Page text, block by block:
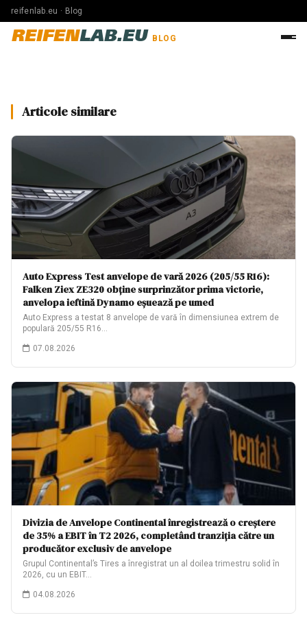
reifenlab.eu · Blog
REIFENLAB.EU BLOG
Articole similare
Auto Express Test anvelope de vară 2026 (205/55 R16):
Falken Ziex ZE320 obține surprinzător prima victorie,
anvelopa ieftină Dynamo eșuează pe umed
Auto Express a testat 8 anvelope de vară în dimensiunea extrem de
populară 205/55 R16…
07.08.2026
Divizia de Anvelope Continental înregistrează o creștere
de 35% a EBIT în T2 2026, completând tranziția către un
producător exclusiv de anvelope
Grupul Continental’s Tires a înregistrat un al doilea trimestru solid în
2026, cu un EBIT…
04.08.2026